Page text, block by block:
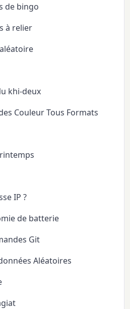
de bingo
à relier
khi-deux
Couleur Tous Formats
IP ?
de batterie
Git
Aléatoires